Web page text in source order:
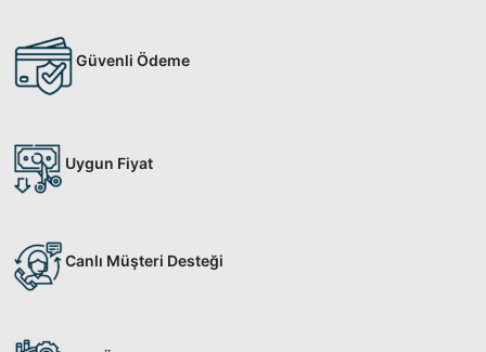
Güvenli Ödeme
Uygun Fiyat
Canlı Müşteri Desteği